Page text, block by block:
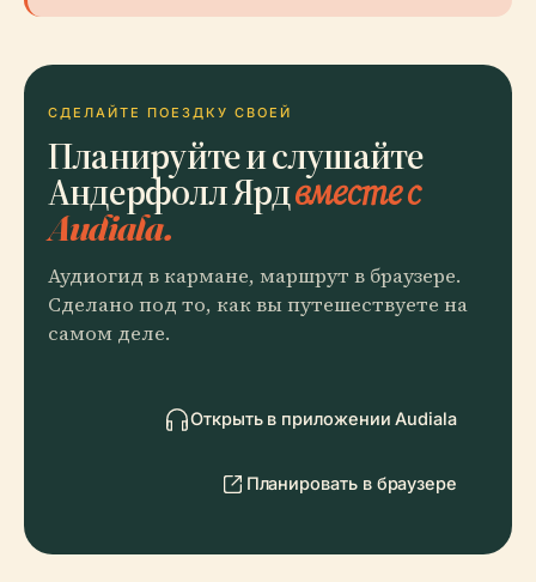
СДЕЛАЙТЕ ПОЕЗДКУ СВОЕЙ
Планируйте и слушайте
Андерфолл Ярдвместе с
Audiala.
Аудиогид в кармане, маршрут в браузере.
Сделано под то, как вы путешествуете на
самом деле.
Открыть в приложении Audiala
Планировать в браузере